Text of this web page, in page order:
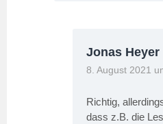
Jonas Heyer
8. August 2021
Richtig,
dass z.B. die